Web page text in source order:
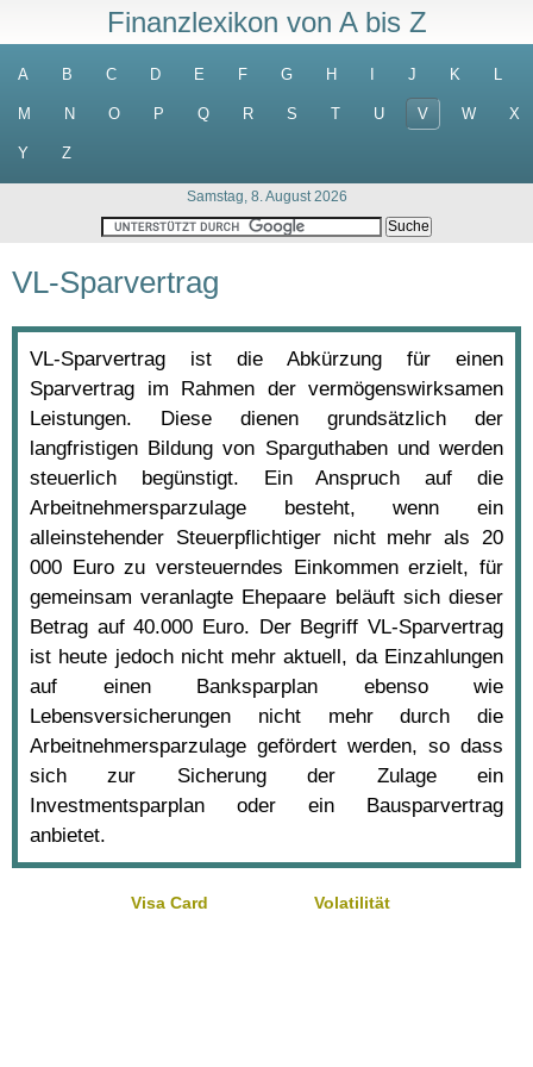
Finanzlexikon von A bis Z
A B C D E F G H J K L
M N O P Q R S T U V W X
Y Z
Samstag, 8. August 2026
VL-Sparvertrag
VL-Sparvertrag ist die Abkürzung für einen
Sparvertrag im Rahmen der vermögenswirksamen
Leistungen. Diese dienen grundsätzlich der
langfristigen Bildung von Sparguthaben und werden
steuerlich begünstigt. Ein Anspruch auf die
Arbeitnehmersparzulage besteht, wenn ein
alleinstehender Steuerpflichtiger nicht mehr als 20
000 Euro zu versteuerndes Einkommen erzielt, für
gemeinsam veranlagte Ehepaare beläuft sich dieser
Betrag auf 40.000 Euro. Der Begriff VL-Sparvertrag
ist heute jedoch nicht mehr aktuell, da Einzahlungen
auf einen Banksparplan ebenso wie
Lebensversicherungen nicht mehr durch die
Arbeitnehmersparzulage gefördert werden, so dass
sich zur Sicherung der Zulage ein
Investmentsparplan oder ein Bausparvertrag
anbietet.
Visa Card Volatilität